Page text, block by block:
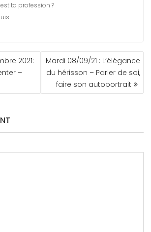
ta profession ?
…
2021:
–
Mardi 08/09/21 : L’élégance
du hérisson – Parler de soi,
faire son autoportrait